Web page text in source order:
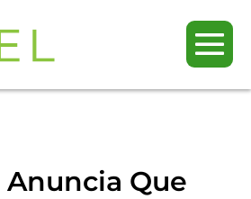
Que